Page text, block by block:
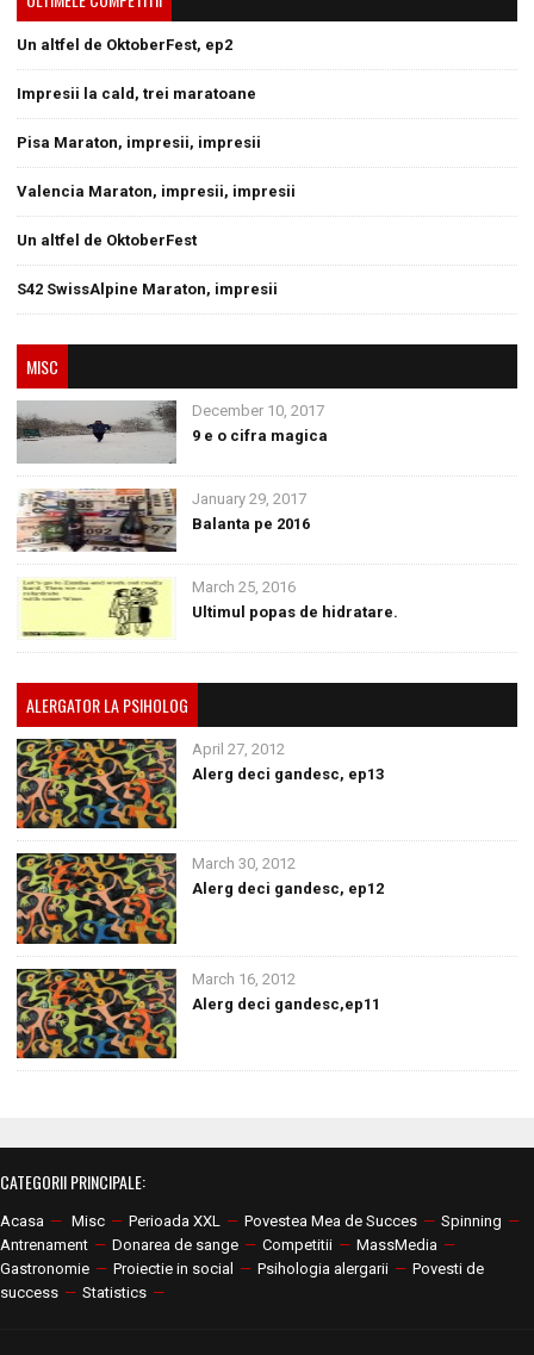
Un altfel de OktoberFest, ep2
Impresii la cald, trei maratoane
Pisa Maraton, impresii, impresii
Valencia Maraton, impresii, impresii
Un altfel de OktoberFest
S42 SwissAlpine Maraton, impresii
MISC
December 10, 2017
9 e o cifra magica
January 29, 2017
Balanta pe 2016
March 25, 2016
Ultimul popas de hidratare.
ALERGATOR LA PSIHOLOG
April 27, 2012
Alerg deci gandesc, ep13
March 30, 2012
Alerg deci gandesc, ep12
March 16, 2012
Alerg deci gandesc,ep11
CATEGORII PRINCIPALE:
Acasa — Misc — Perioada XXL — Povestea Mea de Succes — Spinning —
Antrenament — Donarea de sange — Competitii — MassMedia —
Gastronomie — Proiectie in social — Psihologia alergarii — Povesti de
success — Statistics —